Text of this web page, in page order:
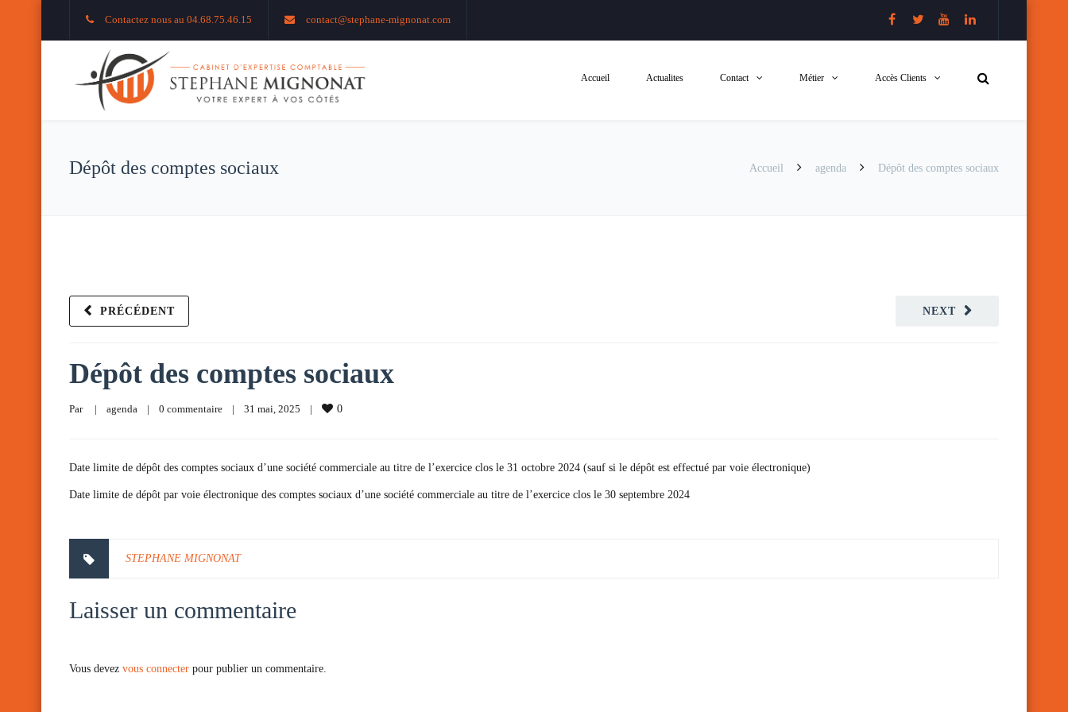
Contactez nous au 04.68.75.46.15 contact@stephane-mignonat.com
Accueil Actualites Contact Métier Accès Clients
Dépôt des comptes sociaux Accueil agenda Dépôt des comptes sociaux
NEXT
PRÉCÉDENT
Dépôt des comptes sociaux
Par | agenda | 0 commentaire | 31 mai, 2025 | 0
Date limite de dépôt des comptes sociaux d’une société commerciale au titre de l’exercice clos le 31 octobre 2024 (sauf si le dépôt est effectué par voie électronique)
Date limite de dépôt par voie électronique des comptes sociaux d’une société commerciale au titre de l’exercice clos le 30 septembre 2024
STEPHANE MIGNONAT
Laisser un commentaire
Vous devez vous connecter pour publier un commentaire.